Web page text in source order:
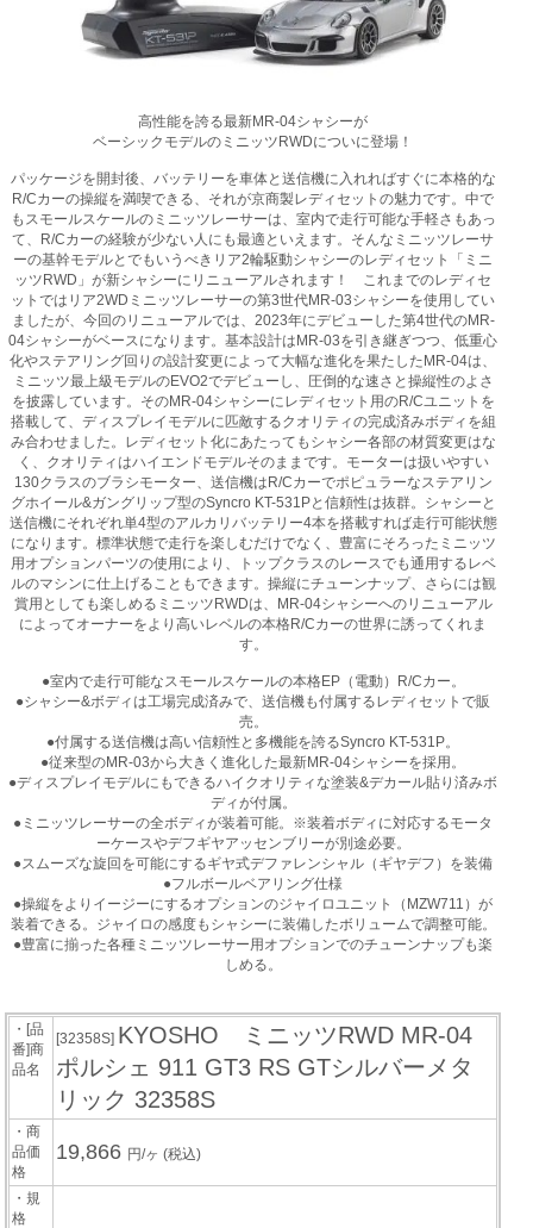
高性能を誇る最新MR-04シャシーが
ベーシックモデルのミニッツRWDについに登場！
パッケージを開封後、バッテリーを車体と送信機に入れればすぐに本格的な
R/Cカーの操縦を満喫できる、それが京商製レディセットの魅力です。中で
もスモールスケールのミニッツレーサーは、室内で走行可能な手軽さもあっ
て、R/Cカーの経験が少ない人にも最適といえます。そんなミニッツレーサ
ーの基幹モデルとでもいうべきリア2輪駆動シャシーのレディセット「ミニ
ッツRWD」が新シャシーにリニューアルされます！ これまでのレディセ
ットではリア2WDミニッツレーサーの第3世代MR-03シャシーを使用してい
ましたが、今回のリニューアルでは、2023年にデビューした第4世代のMR-
04シャシーがベースになります。基本設計はMR-03を引き継ぎつつ、低重心
化やステアリング回りの設計変更によって大幅な進化を果たしたMR-04は、
ミニッツ最上級モデルのEVO2でデビューし、圧倒的な速さと操縦性のよさ
を披露しています。そのMR-04シャシーにレディセット用のR/Cユニットを
搭載して、ディスプレイモデルに匹敵するクオリティの完成済みボディを組
み合わせました。レディセット化にあたってもシャシー各部の材質変更はな
く、クオリティはハイエンドモデルそのままです。モーターは扱いやすい
130クラスのブラシモーター、送信機はR/Cカーでポピュラーなステアリン
グホイール&ガングリップ型のSyncro KT-531Pと信頼性は抜群。シャシーと
送信機にそれぞれ単4型のアルカリバッテリー4本を搭載すれば走行可能状態
になります。標準状態で走行を楽しむだけでなく、豊富にそろったミニッツ
用オプションパーツの使用により、トップクラスのレースでも通用するレベ
ルのマシンに仕上げることもできます。操縦にチューンナップ、さらには観
賞用としても楽しめるミニッツRWDは、MR-04シャシーへのリニューアル
によってオーナーをより高いレベルの本格R/Cカーの世界に誘ってくれま
す。
●室内で走行可能なスモールスケールの本格EP（電動）R/Cカー。
●シャシー&ボディは工場完成済みで、送信機も付属するレディセットで販
売。
●付属する送信機は高い信頼性と多機能を誇るSyncro KT-531P。
●従来型のMR-03から大きく進化した最新MR-04シャシーを採用。
●ディスプレイモデルにもできるハイクオリティな塗装&デカール貼り済みボ
ディが付属。
●ミニッツレーサーの全ボディが装着可能。※装着ボディに対応するモータ
ーケースやデフギヤアッセンブリーが別途必要。
●スムーズな旋回を可能にするギヤ式デファレンシャル（ギヤデフ）を装備
●フルボールベアリング仕様
●操縦をよりイージーにするオプションのジャイロユニット（MZW711）が
装着できる。ジャイロの感度もシャシーに装備したボリュームで調整可能。
●豊富に揃った各種ミニッツレーサー用オプションでのチューンナップも楽
しめる。
・[品
番]商
品名
[32358S] KYOSHO ミニッツRWD MR-04
ポルシェ 911 GT3 RS GTシルバーメタ
リック 32358S
・商
品価
格
19,866 円/ヶ(税込)
・規
格